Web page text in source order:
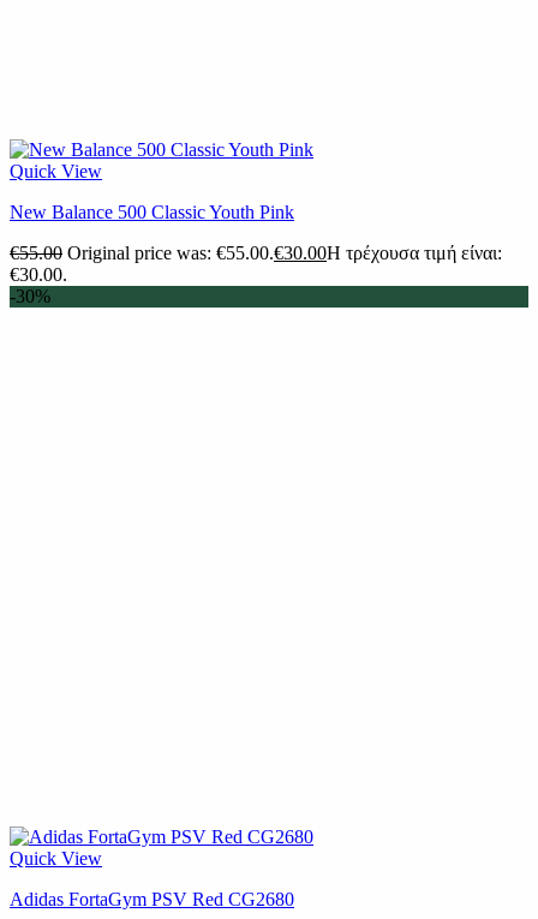
Quick View
New Balance 500 Classic Youth Pink
€55.00 Original price was: €55.00.€30.00Η τρέχουσα τιμή είναι:
€30.00.
-30%
Quick View
Adidas FortaGym PSV Red CG2680